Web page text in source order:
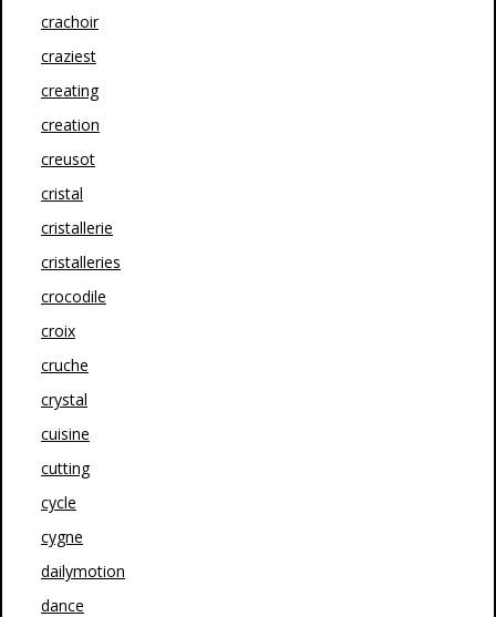
crachoir
craziest
creating
creation
creusot
cristal
cristallerie
cristalleries
crocodile
croix
cruche
crystal
cuisine
cutting
cycle
cygne
dailymotion
dance